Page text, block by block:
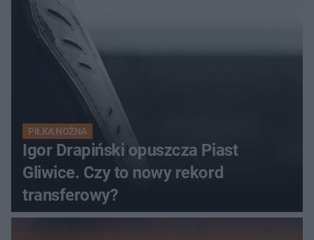
PIŁKA NOŻNA
Igor Drapiński opuszcza Piast
Gliwice. Czy to nowy rekord
transferowy?